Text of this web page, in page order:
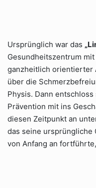
Ursprünglich war das
Gesundheitszentrum
ganzheitlich orientierter
über die
Physis. Dann
Prävention mit ins
diesen Zeitpunkt an
das seine ursprüngliche
von Anfang an